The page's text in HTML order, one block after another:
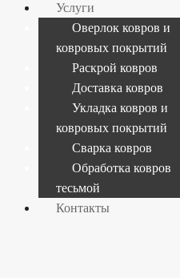
Плотность
Высота ворса
Форма
Производитель
Страна
производителя
Услуги
Оверлок ковров и
ковровых покрытий
Раскрой ковров
Доставка ковров
Укладка ковров и
ковровых покрытий
Сварка ковров
Обработка ковров
тесьмой
Контакты